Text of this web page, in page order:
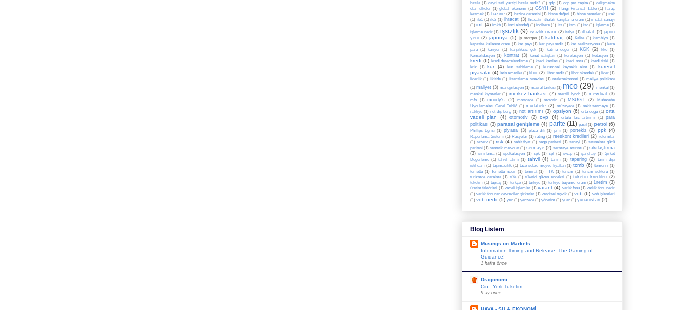
hasıla (1) gayri safi yurtiçi hasıla nedir? (1) gdp (1) gdp per capita (1) gelişmekte
olan ülkeler (1) global ekonomi (1) GSYH (2) Hangi Finansal Tablo (1)
haraç
kesmek (1) hazine (2) hazine garantisi (1) hisse değeri (1) hisse senetler (1) ırak
(1) ifo1 (1) ifo2 (1) ihracat (3) İhracatın ithalatı karşılama oranı (1) imalat sanayi
(1) imf (4) imkb (1) inci altındağ (1) ingiltere (1) irs (1) ism (1) iso (1) işletme (1)
işletme nedir (1) işsizlik (9) işsizlik oranı (2) italya (1) ithalat (2) japon
yeni (2) japonya (5) jp morgan (1) kaldıraç (4) Kalite (1) kambiyo (1)
kapasite kullanım oranı (1) kar payı (1) kar payı nedir (1) kar realizasyonu (1) kara
para (1) kariyer (1) karşılıksız çek (1) katma değer (1) KGK (2) kko (1)
Konsolidasyon (1) kontrat (3) konut satışları (1) korelasyon (1) kotasyon (1)
kredi (6) kredi derecelendirme (1) kredi kartları (1) kredi notu (1) kredi riski (1)
kriz
(1) kur (4) kur sabitleme (1) kurumsal kaynaklı alım (1)
küresel
piyasalar (4) latin amerika (1) libor (2) libor nedir (1) libor skandalı (1) lider (1)
liderlik (1) likitide (1) lisanslama sınavları (1) makroekonomi (1) maliye politikası
(1) maliyet (3) manüpilasyon (1) masraf tarifesi (1) mco (29) menkul (1)
menkul kıymetler (1) merkez bankası (7) merrill lynch (1) mevduat (3)
mfo (1) moody's (2) mortgage (1) motorin (1) MSUGT (2)
Muhasebe
Uygulamaları Genel Tebliğ (1) müdahele (2) müzayede (1) nakit sermaye (1)
nakliye (1) net dış borç (1) not artırımı (3) opsiyon (6) orta doğu (1) orta
vadeli plan
(4) otomotiv (2) ovp (4) örtülü faiz artırımı (1)
para
politikası (3) parasal genişleme (4) parite (11) pasif (1) petrol (6)
Phillips Eğrisi (1) piyasa (3) plaza dili (1) pmi (1) portekiz (2) ppk (4)
Raporlama Sistemi (1) Rasyolar (1) rating (1) reeskont kredileri (2) reformlar
(1) rezerv (1) risk (4) sabit fiyat (1) sagp paritesi (1) sanayi (1) satınalma gücü
paritesi (1) sentetik mevduat (1) sermaye (2) sermaye artırımı (1) sıkılaştırma
(3) sınırlama (1) spekülasyon (1) spk (1) spl (1) swap (1) şanghay (1) Şirket
Değerleme (1) tahivl alımı (1) tahvil (4) tanım (1) tapering (2) tarım dışı
istihdam (1) taşımacılık (1) taze sebze-meyve fiyatları (1) tcmb (6) temenni (1)
temettü (1) Temettü nedir (1) teminat (1) TTK (1) turizm (1) turizm sektörü (1)
turizmde daralma (1) tüfe (1) tüketici güven endeksi (1) tüketici kredileri (2)
tüketim (1) tüpraş (1) türkçe (1) türkiye (1) türkiye büyüme oranı (1) üretim (3)
üretim faktörleri (1) vadeli işlemler (1) varant (4) varlık fonu (1) varlık fonu nedir
(1) varlık fonunan devredilen şirketler (1) vergisel teşvik (1) vob (6) vob işlemleri
(1) vob nedir (5) yen (1) yenzede (1) yönetim (1) yuan (1) yunanistan (2)
Blog Listem
Musings on Markets
Information Timing and Release: The Gaming of
Guidance!
1 hafta önce
Dragonomi
Çin - Yerli Tüketim
9 ay önce